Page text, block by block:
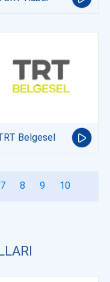
Belgesel
7 8 9 10